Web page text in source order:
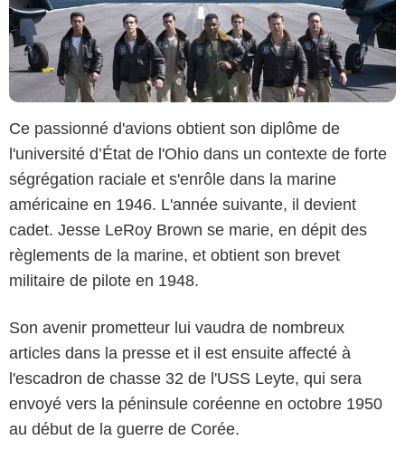
Ce passionné d'avions obtient son diplôme de
l'université d’État de l'Ohio dans un contexte de forte
ségrégation raciale et s'enrôle dans la marine
américaine en 1946. L'année suivante, il devient
cadet. Jesse LeRoy Brown se marie, en dépit des
règlements de la marine, et obtient son brevet
militaire de pilote en 1948.
Son avenir prometteur lui vaudra de nombreux
articles dans la presse et il est ensuite affecté à
l'escadron de chasse 32 de l'USS Leyte, qui sera
envoyé vers la péninsule coréenne en octobre 1950
au début de la guerre de Corée.